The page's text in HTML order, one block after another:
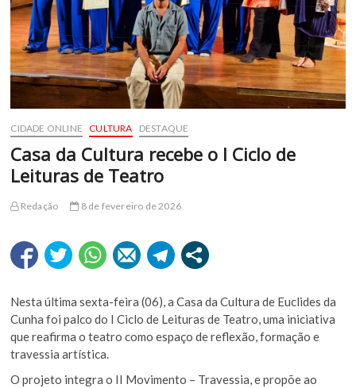
CIDADE ONLINE CULTURA DESTAQUE
Casa da Cultura recebe o I Ciclo de
Leituras de Teatro
Redação 8 de fevereiro de 2026
Nesta última sexta-feira (06), a Casa da Cultura de Euclides da
Cunha foi palco do I Ciclo de Leituras de Teatro, uma iniciativa
que reafirma o teatro como espaço de reflexão, formação e
travessia artística.
O projeto integra o II Movimento – Travessia, e propõe ao